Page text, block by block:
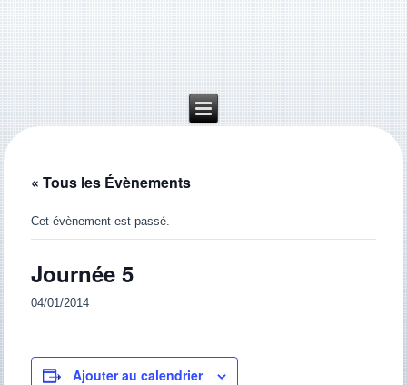
« Tous les Évènements
Cet évènement est passé.
Journée 5
04/01/2014
Ajouter au calendrier